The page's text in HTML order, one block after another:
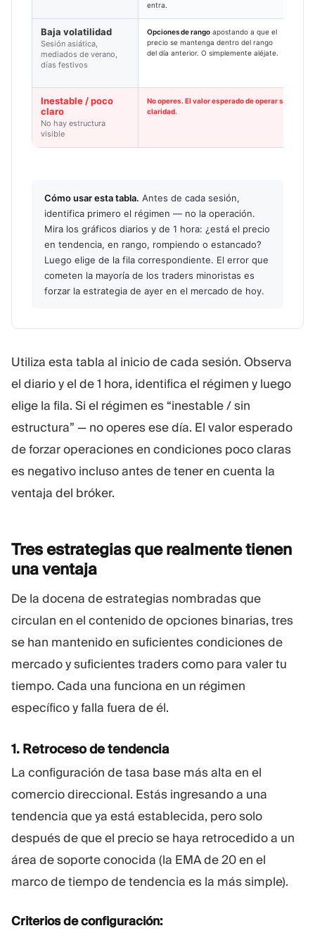
entra.
Baja volatilidad
Sesión asiática,
mediados de verano,
días festivos
Opciones de rango apostando a que el
precio se mantenga dentro del rango
del día anterior. O simplemente aléjate.
Inestable / poco
claro
No hay estructura
visible
No operes. El valor esperado de operar sin un
claridad.
Cómo usar esta tabla. Antes de cada sesión,
identifica primero el régimen — no la operación.
Mira los gráficos diarios y de 1 hora: ¿está el precio
en tendencia, en rango, rompiendo o estancado?
Luego elige de la fila correspondiente. El error que
cometen la mayoría de los traders minoristas es
forzar la estrategia de ayer en el mercado de hoy.
Utiliza esta tabla al inicio de cada sesión. Observa
el diario y el de 1 hora, identifica el régimen y luego
elige la fila. Si el régimen es “inestable / sin
estructura” — no operes ese día. El valor esperado
de forzar operaciones en condiciones poco claras
es negativo incluso antes de tener en cuenta la
ventaja del bróker.
Tres estrategias que realmente tienen
unaventaja
De la docena de estrategias nombradas que
circulan en el contenido de opciones binarias, tres
se han mantenido en suficientes condiciones de
mercado y suficientes traders como para valer tu
tiempo. Cada una funciona en un régimen
específico y falla fuera de él.
1. Retroceso de tendencia
La configuración de tasa base más alta en el
comercio direccional. Estás ingresando a una
tendencia que ya está establecida, pero solo
después de que el precio se haya retrocedido a un
área de soporte conocida (la EMA de 20 en el
marco de tiempo de tendencia es la más simple).
Criterios de configuración: